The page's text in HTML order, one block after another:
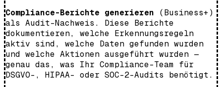
Compliance-Berichte generieren (Business+)
als Audit-Nachweis. Diese Berichte
dokumentieren, welche Erkennungsregeln
aktiv sind, welche Daten gefunden wurden
und welche Aktionen ausgeführt wurden —
genau das, was Ihr Compliance-Team für
DSGVO-, HIPAA- oder SOC-2-Audits benötigt.